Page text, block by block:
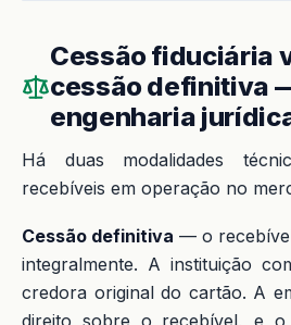
Cessão fiduciária
cessão definitiva
engenharia
Há duas modalidades
recebíveis em operação no
Cessão definitiva — o
integralmente. A instituição
credora original do cartão. A
direito sobre o recebível, e o